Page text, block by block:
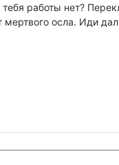
работы нет?
осла. Иди